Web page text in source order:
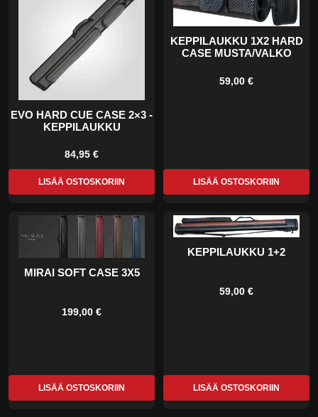
EVO HARD CUE CASE 2×3 -
KEPPILAUKKU
84,95 €
LISÄÄ OSTOSKORIIN
KEPPILAUKKU 1X2 HARD
CASE MUSTA/VALKO
59,00 €
LISÄÄ OSTOSKORIIN
MIRAI SOFT CASE 3X5
199,00 €
LISÄÄ OSTOSKORIIN
KEPPILAUKKU 1+2
59,00 €
LISÄÄ OSTOSKORIIN